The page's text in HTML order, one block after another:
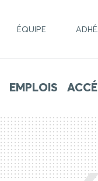
ÉQUIPE
EMPLOIS